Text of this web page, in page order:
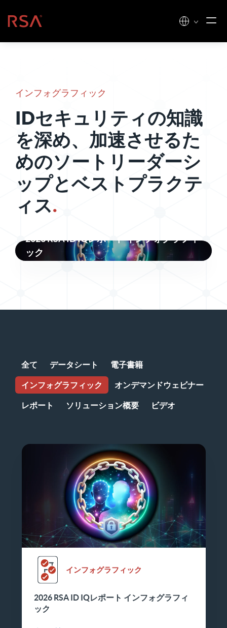
ホーム
インフォグラフィック
IDセキュリティの知識
を深め、加速させるた
めのソートリーダーシ
ップとベストプラクテ
ィス.
2026 RSA ID IQレポート インフォグラフィ
ック
全て データシート 電子書籍
インフォグラフィック オンデマンドウェビナー
レポート ソリューション概要 ビデオ
インフォグラフィック
2026 RSA ID IQレポート インフォグラフィ
ック